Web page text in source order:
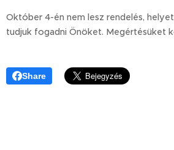
Október 4-én nem lesz rendelés,
tudjuk fogadni Önöket. Megértésüket
Share